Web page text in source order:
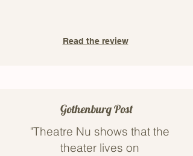
Read the review
Gothenburg Post
"Theatre Nu shows that the
theater lives on